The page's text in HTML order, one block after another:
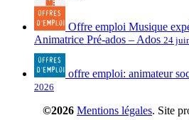
Offre emploi Musique
Animatrice Pré-ados – Ados 24
offre emploi: animateur
2026
©2026 Mentions légales. Site